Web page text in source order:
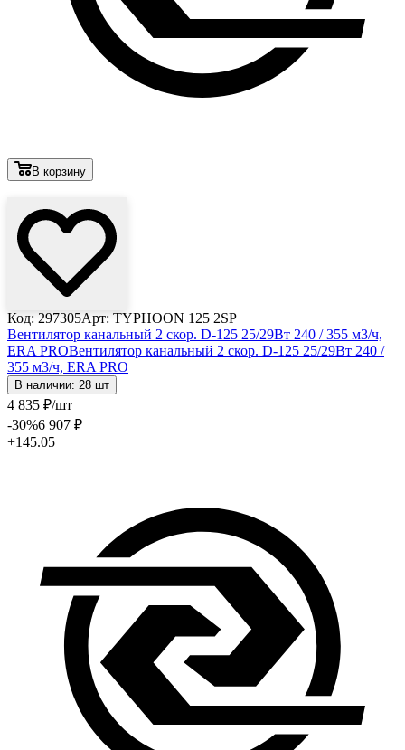
В корзину
Код: 297305Арт: TYPHOON 125 2SP
Вентилятор канальный 2 скор. D-125 25/29Вт 240 / 355 м3/ч,
ERA PROВентилятор канальный 2 скор. D-125 25/29Вт 240 /
355 м3/ч, ERA PRO
В наличии: 28 шт
4 835 ₽/шт
-30%6 907 ₽
+145.05